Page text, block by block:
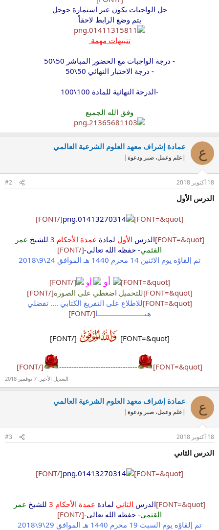
حل الواجبات يكون عبر استمارة جوجل
يتم وضع الرابط لاحقاً
تنبيهات مهمة
- درجة الواجبات مع الحضور المباشر 50\50
- درجة الاختبار النهائي 50\50
-الدرجة النهائية للمادة 100\100
وفق الله الجميع
ع عمادة إشراف معهد العلوم الشرعية العالمي
|علم وعمل، صبر ودعوة|
18 أكتوبر 2018 #2
الدرس الأول
[FONT=&quot]
[/FONT]
[FONT=&quot] الدرس الأول لمادة عمدة الأحكام 3 للشيخ عمر
القثمي- حفظه الله تعالى-[/FONT]
تم إلقاؤه يوم الاثنين 14 محرم 1440 هـ الموافق 24\9\2018
[FONT=&quot] أو أو
[/FONT]
[FONT=&quot]
للتحميل اضغطي على الصورة[/FONT]
[FONT=&quot]
للاطلاع على التفريغ الكتابي .... تفضلي
هنــــــــــــــــــــــــا[/FONT]
[FONT=&quot]
[/FONT]
[FONT=&quot]
--------------------------------
[/FONT]
التعديل الأخير: 7 نوفمبر 2018
ع عمادة إشراف معهد العلوم الشرعية العالمي
|علم وعمل، صبر ودعوة|
18 أكتوبر 2018 #3
الدرس الثاني
[FONT=&quot]
[/FONT]
[FONT=&quot] الدرس الثاني لمادة عمدة الأحكام 3 للشيخ عمر
القثمي- حفظه الله تعالى-[/FONT]
تم إلقاؤه يوم السبت 19 محرم 1440 هـ الموافق 29\9\2018